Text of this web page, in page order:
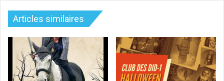
Articles similaires